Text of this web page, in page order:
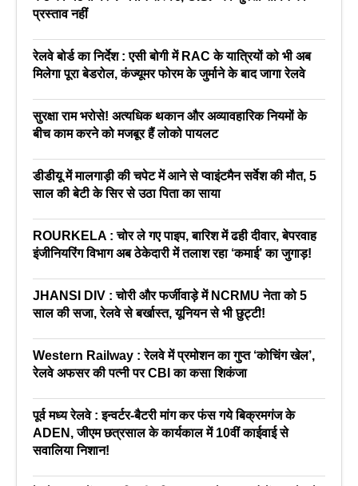
प्रस्ताव नहीं
रेलवे बोर्ड का निर्देश : एसी बोगी में RAC के यात्रियों को भी अब
मिलेगा पूरा बेडरोल, कंज्यूमर फोरम के जुर्माने के बाद जागा रेलवे
सुरक्षा राम भरोसे! अत्यधिक थकान और अव्यावहारिक नियमों के
बीच काम करने को मजबूर हैं लोको पायलट
डीडीयू में मालगाड़ी की चपेट में आने से प्वाइंटमैन सर्वेश की मौत, 5
साल की बेटी के सिर से उठा पिता का साया
ROURKELA : चोर ले गए पाइप, बारिश में ढही दीवार, बेपरवाह
इंजीनियरिंग विभाग अब ठेकेदारी में तलाश रहा ‘कमाई’ का जुगाड़!
JHANSI DIV : चोरी और फर्जीवाड़े में NCRMU नेता को 5
साल की सजा, रेलवे से बर्खास्त, यूनियन से भी छुट्टी!
Western Railway : रेलवे में प्रमोशन का गुप्त ‘कोचिंग खेल’,
रेलवे अफसर की पत्नी पर CBI का कसा शिकंजा
पूर्व मध्य रेलवे : इन्वर्टर-बैटरी मांग कर फंस गये बिक्रमगंज के
ADEN, जीएम छत्रसाल के कार्यकाल में 10वीं काईवाई से
सवालिया निशान!